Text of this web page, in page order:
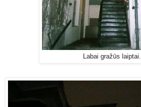
Labai gražūs laiptai.